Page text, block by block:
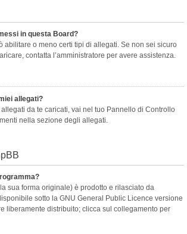
in questa Board?
abilitare o meno certi tipi di allegati. Se non sei sicuro
contatta l’amministratore per avere assistenza.
allegati?
da te caricati, vai nel tuo Pannello di Controllo
nella sezione degli allegati.
sua forma originale) è prodotto e rilasciato da
sotto la GNU General Public Licence versione
liberamente distribuito; clicca sul collegamento per